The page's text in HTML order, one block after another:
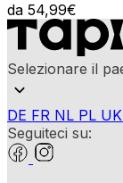
da 54,99€
Selezionare il
DE FR NL PL UK
Seguiteci su: